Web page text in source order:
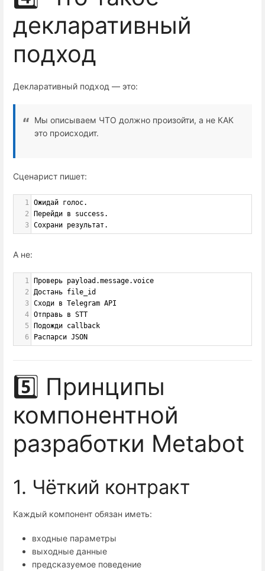
декларативный
подход
Декларативный подход — это:
Мы описываем ЧТО должно произойти, а не КАК
это происходит.
Сценарист пишет:
1 Ожидай голос.
2
Перейди в success.
3 Сохрани результат.
А не:
1
Проверь payload.message.voice
2
Достань file_id
3 Сходи в Telegram API
4 Отправь в STT
5
Подожди callback
6
Распарси JSON
5️⃣ Принципы
компонентной
разработки Metabot
1. Чёткий контракт
Каждый компонент обязан иметь:
входные параметры
выходные данные
предсказуемое поведение